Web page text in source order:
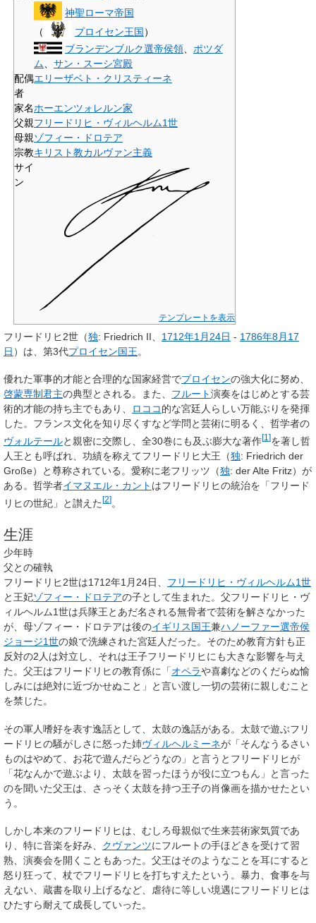
神聖ローマ帝国
（
プロイセン王国）
ブランデンブルク選帝侯領
ポツダ
ム
サン・スーシ宮殿
配偶
者
エリーザベト・クリスティーネ
家名ホーエンツォレルン家
父親フリードリヒ・ヴィルヘルム1世
母親ゾフィー・ドロテア
宗教キリスト教カルヴァン主義
サイ
ン
テンプレートを表示
フリードリヒ2世 （独: Friedrich II 1712年1月24日 - 1786年8月17
日 ）は、第3代プロイセン国王。
優れた軍事的才能と合理的な国家経営でプロイセンの強大化に努め、
啓蒙専制君主の典型とされる。また、 フルート演奏をはじめとする芸
術的才能の持ち主でもあり、
ロココ的な宮廷人らしい万能ぶりを発揮
した。フランス文化を知り尽くすなど学問と芸術に明るく、哲学者の
ヴォルテールと親密に交際し、全30巻にも及ぶ膨大な著作[1 ]を著し哲
人王とも呼ばれ、功績を称えてフリードリヒ大王 （独: Friedrich der
Große）と尊称されている。愛称に老フリッツ （独: der Alte Fritz）が
ある。哲学者イマヌエル・カント はフリードリヒの統治を「フリード
リヒの世紀」と讃えた[2]。
生涯
少年時
父との確執
フリードリヒ2世は1712年1月24日、 フリードリヒ・ヴィルヘルム1世
と王妃ゾフィー・ドロテアの子として生まれた。父フリードリヒ・ヴ
ィルヘルム1世は兵隊王とあだ名される無骨者で芸術を解さなかった
が、母ゾフィー・ドロテアは後のイギリス国王兼ハノーファー選帝侯
ジョージ1世の娘で洗練された宮廷人だった。そのため教育方針も正
反対の2人は対立し、それは王子フリードリヒにも大きな影響を与え
た。父王はフリードリヒの教育係に「オペラや喜劇などのくだらぬ愉
しみには絶対に近づかせぬこと」と言い渡し一切の芸術に親しむこと
を禁じた。
その軍人嗜好を表す逸話として、太鼓の逸話がある。太鼓で遊ぶフリ
ードリヒの騒がしさに怒った姉ヴィルヘルミーネが「そんなうるさい
ものはやめて、お花で遊んだらどうなの」と言うとフリードリヒが
「花なんかで遊ぶより、太鼓を習ったほうが役に立つもん」と言った
のを聞いた父王は、さっそく太鼓を持つ王子の肖像画を描かせたとい
う。
しかし本来のフリードリヒは、むしろ母親似で生来芸術家気質であ
り、特に音楽を好み、 クヴァンツにフルートの手ほどきを受けて習
熟、演奏会を開くこともあった。父王はそのようなことを耳にすると
怒り狂って、杖でフリードリヒを打ちすえたという。暴力、食事を与
えない、蔵書を取り上げるなど、虐待に等しい境遇にフリードリヒは
ひたすら耐えて成長していった。